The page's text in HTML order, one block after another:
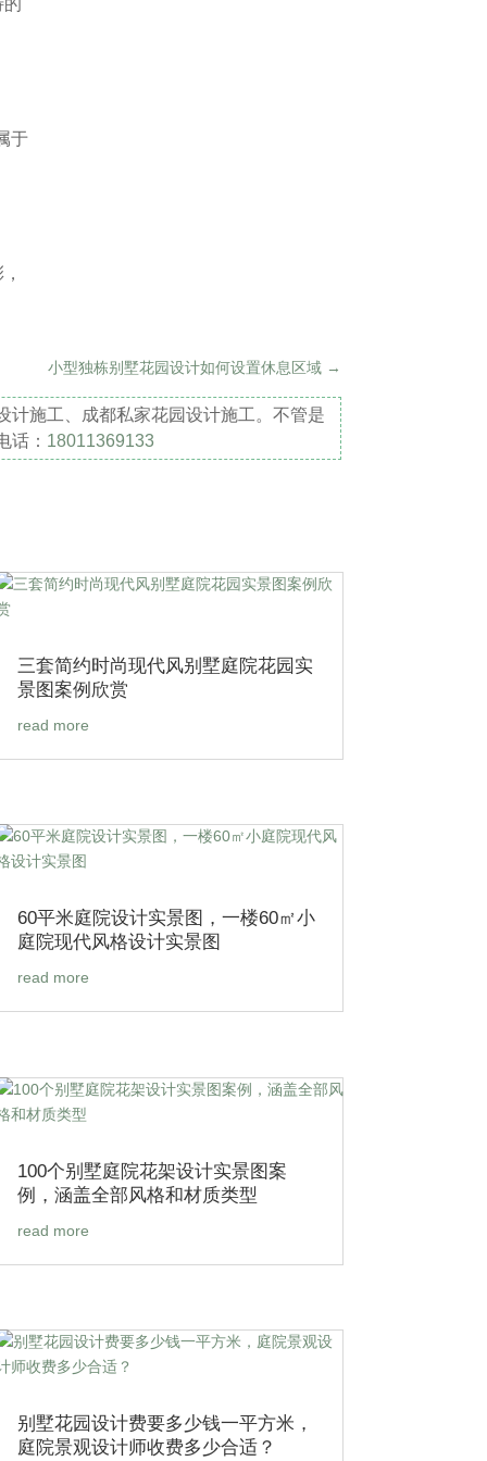
的
于
小型独栋别墅花园设计如何设置休息区域→
计施工、成都私家花园设计施工。不管是
话： 18011369133
三套简约时尚现代风别墅庭院花园实
景图案例欣赏
read more
60平米庭院设计实景图，一楼60㎡小
庭院现代风格设计实景图
read more
100个别墅庭院花架设计实景图案
例，涵盖全部风格和材质类型
read more
别墅花园设计费要多少钱一平方米，
庭院景观设计师收费多少合适？